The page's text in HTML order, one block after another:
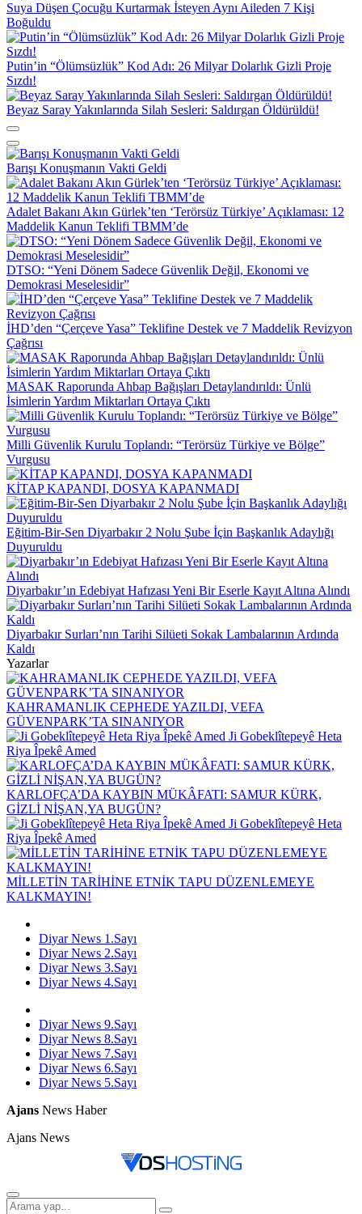
Suya Düşen Çocuğu Kurtarmak İsteyen Aynı Aileden 7 Kişi
Boğuldu
Putin’in “Ölümsüzlük” Kod Adı: 26 Milyar Dolarlık Gizli Proje
Sızdı!
Beyaz Saray Yakınlarında Silah Sesleri: Saldırgan Öldürüldü!
Barışı Konuşmanın Vakti Geldi
Adalet Bakanı Akın Gürlek’ten ‘Terörsüz Türkiye’ Açıklaması: 12
Maddelik Kanun Teklifi TBMM’de
DTSO: “Yeni Dönem Sadece Güvenlik Değil, Ekonomi ve
Demokrasi Meselesidir”
İHD’den “Çerçeve Yasa” Teklifine Destek ve 7 Maddelik Revizyon
Çağrısı
MASAK Raporunda Ahbap Bağışları Detaylandırıldı: Ünlü
İsimlerin Yardım Miktarları Ortaya Çıktı
Milli Güvenlik Kurulu Toplandı: “Terörsüz Türkiye ve Bölge”
Vurgusu
KİTAP KAPANDI, DOSYA KAPANMADI
Eğitim-Bir-Sen Diyarbakır 2 Nolu Şube İçin Başkanlık Adaylığı
Duyuruldu
Diyarbakır’ın Edebiyat Hafızası Yeni Bir Eserle Kayıt Altına Alındı
Diyarbakır Surları’nın Tarihi Silüeti Sokak Lambalarının Ardında
Kaldı
Yazarlar
KAHRAMANLIK CEPHEDE YAZILDI, VEFA
GÜVENPARK’TA SINANIYOR
Ji Gobeklîtepeyê Heta
Riya Îpekê Amed
KARLOFÇA’DA KAYBIN MÜKÂFATI: SAMUR KÜRK,
GİZLİ NİŞAN,YA BUGÜN?
Ji Gobeklîtepeyê Heta
Riya Îpekê Amed
MİLLETİN TARİHİNE ETNİK TAPU DÜZENLEMEYE
KALKMAYIN!
Diyar News 1.Sayı
Diyar News 2.Sayı
Diyar News 3.Sayı
Diyar News 4.Sayı
Diyar News 9.Sayı
Diyar News 8.Sayı
Diyar News 7.Sayı
Diyar News 6.Sayı
Diyar News 5.Sayı
Ajans News Haber
Ajans News